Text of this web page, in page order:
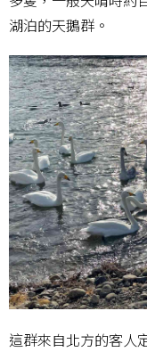
湖泊的天鵝群。
這群來自北方的客人